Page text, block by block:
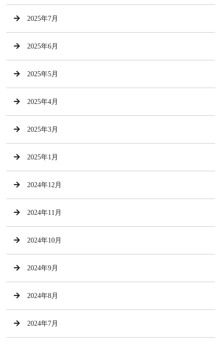
2025年7月
2025年6月
2025年5月
2025年4月
2025年3月
2025年1月
2024年12月
2024年11月
2024年10月
2024年9月
2024年8月
2024年7月